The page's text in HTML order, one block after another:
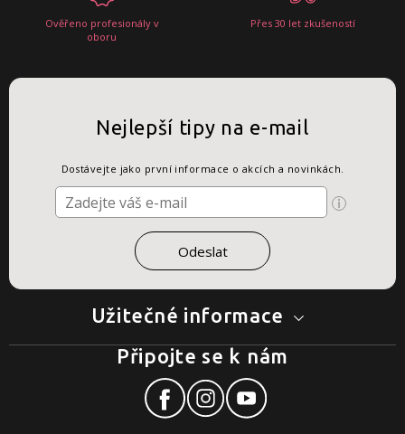
Ověřeno profesionály v
oboru
Přes 30 let zkušeností
Užitečné informace
Nejlepší tipy na e-mail
Dostávejte jako první informace o akcích a novinkách.
Připojte se k nám